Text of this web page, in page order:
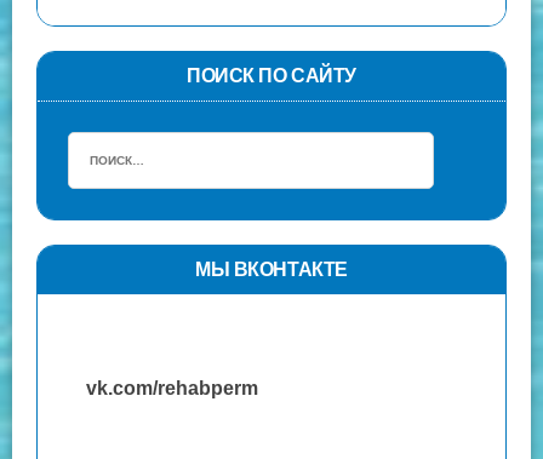
ПОИСК ПО САЙТУ
МЫ ВКОНТАКТЕ
vk.com/rehabperm